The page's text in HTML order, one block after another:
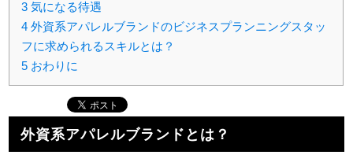
3 気になる待遇
4 外資系アパレルブランドのビジネスプランニングスタッ
フに求められるスキルとは？
5 おわりに
外資系アパレルブランドとは？